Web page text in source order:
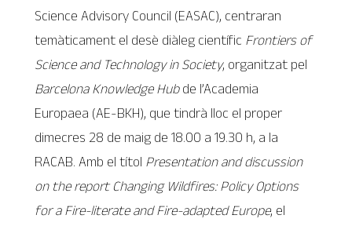
Science Advisory Council (EASAC), centraran
temàticament el desè diàleg científic Frontiers of
Science and Technology in Society, organitzat pel
Barcelona Knowledge Hub de l’Academia
Europaea (AE-BKH), que tindrà lloc el proper
dimecres 28 de maig de 18.00 a 19.30 h, a la
RACAB. Amb el títol Presentation and discussion
on the report Changing Wildfires: Policy Options
for a Fire-literate and Fire-adapted Europe, el